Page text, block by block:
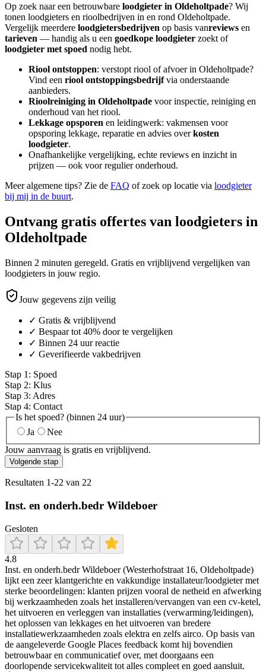
Op zoek naar een betrouwbare loodgieter in Oldeholtpade? Wij
tonen loodgieters en rioolbedrijven in en rond Oldeholtpade.
Vergelijk meerdere loodgietersbedrijven op basis vanreviews en
tarieven — handig als u een goedkope loodgieter zoekt of
loodgieter met spoed nodig hebt.
Riool ontstoppen: verstopt riool of afvoer in Oldeholtpade?
Vind een riool ontstoppingsbedrijfvia onderstaande
aanbieders.
Rioolreiniging in Oldeholtpade voor inspectie, reiniging en
onderhoud van het riool.
Lekkage opsporen en leidingwerk: vakmensen voor
opsporing lekkage, reparatie en advies overkosten
loodgieter.
Onafhankelijke vergelijking, echte reviews en inzicht in
prijzen — ook voor regulier onderhoud.
Meer algemene tips? Zie de FAQ of zoek op locatie via loodgieter
bij mij in de buurt.
Ontvang gratis offertes van loodgieters in
Oldeholtpade
Binnen 2 minuten geregeld. Gratis en vrijblijvend vergelijken van
loodgieters in jouw regio.
Jouw gegevens zijn veilig
✓ Gratis & vrijblijvend
✓ Bespaar tot 40% door te vergelijken
✓ Binnen 24 uur reactie
✓ Geverifieerde vakbedrijven
Stap 1 : Spoed
Stap 2: Klus
Stap 3: Adres
Stap 4: Contact
Is het spoed? (binnen 24 uur)
Ja
Nee
Jouw aanvraag is gratis en vrijblijvend.
Volgende stap
Resultaten 1-22 van 22
Inst. en onderh.bedr Wildeboer
Gesloten
4.8
Inst. en onderh.bedr Wildeboer (Westerhofstraat 16, Oldeholtpade)
lijkt een zeer klantgerichte en vakkundige installateur/loodgieter met
sterke beoordelingen: klanten prijzen vooral de netheid en afwerking
bij werkzaamheden zoals het installeren/vervangen van een cv-ketel,
het uitvoeren en verleggen van installaties (verwarming/leidingen),
het oplossen van lekkages en het uitvoeren van bredere
installatiewerkzaamheden zoals elektra en zelfs airco. Op basis van
de aangeleverde Google Places feedback komt hij bovendien
betrouwbaar en communicatief over, met doorgaans een
doorlopende servicekwaliteit tot alles compleet en goed aansluit.